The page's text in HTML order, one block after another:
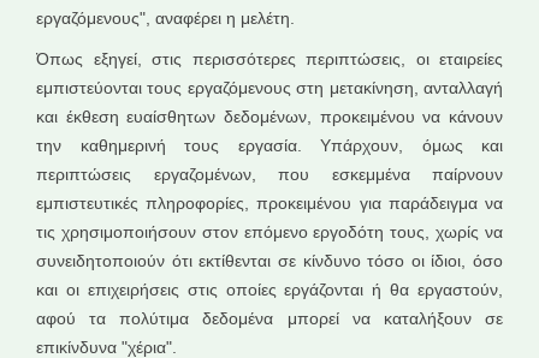
εργαζόμενους", αναφέρει η μελέτη.
Όπως εξηγεί, στις περισσότερες περιπτώσεις, οι εταιρείες
εμπιστεύονται τους εργαζόμενους στη μετακίνηση, ανταλλαγή
και έκθεση ευαίσθητων δεδομένων, προκειμένου να κάνουν
την καθημερινή τους εργασία. Υπάρχουν, όμως και
περιπτώσεις εργαζομένων, που εσκεμμένα παίρνουν
εμπιστευτικές πληροφορίες, προκειμένου για παράδειγμα να
τις χρησιμοποιήσουν στον επόμενο εργοδότη τους, χωρίς να
συνειδητοποιούν ότι εκτίθενται σε κίνδυνο τόσο οι ίδιοι, όσο
και οι επιχειρήσεις στις οποίες εργάζονται ή θα εργαστούν,
αφού τα πολύτιμα δεδομένα μπορεί να καταλήξουν σε
επικίνδυνα "χέρια".